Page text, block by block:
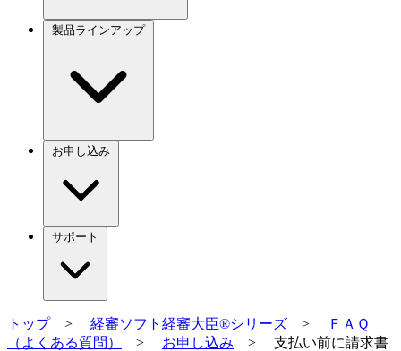
製品ラインアップ
お申し込み
サポート
トップ> 経審ソフト経審大臣®シリーズ >
ＦＡＱ
（よくある質問）
> お申し込み > 支払い前に請求書